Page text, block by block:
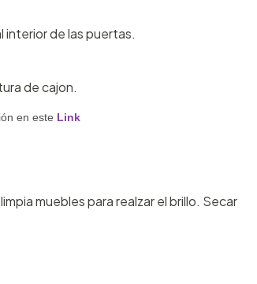
de las puertas.
de cajon.
en este Link
muebles para realzar el brillo. Secar